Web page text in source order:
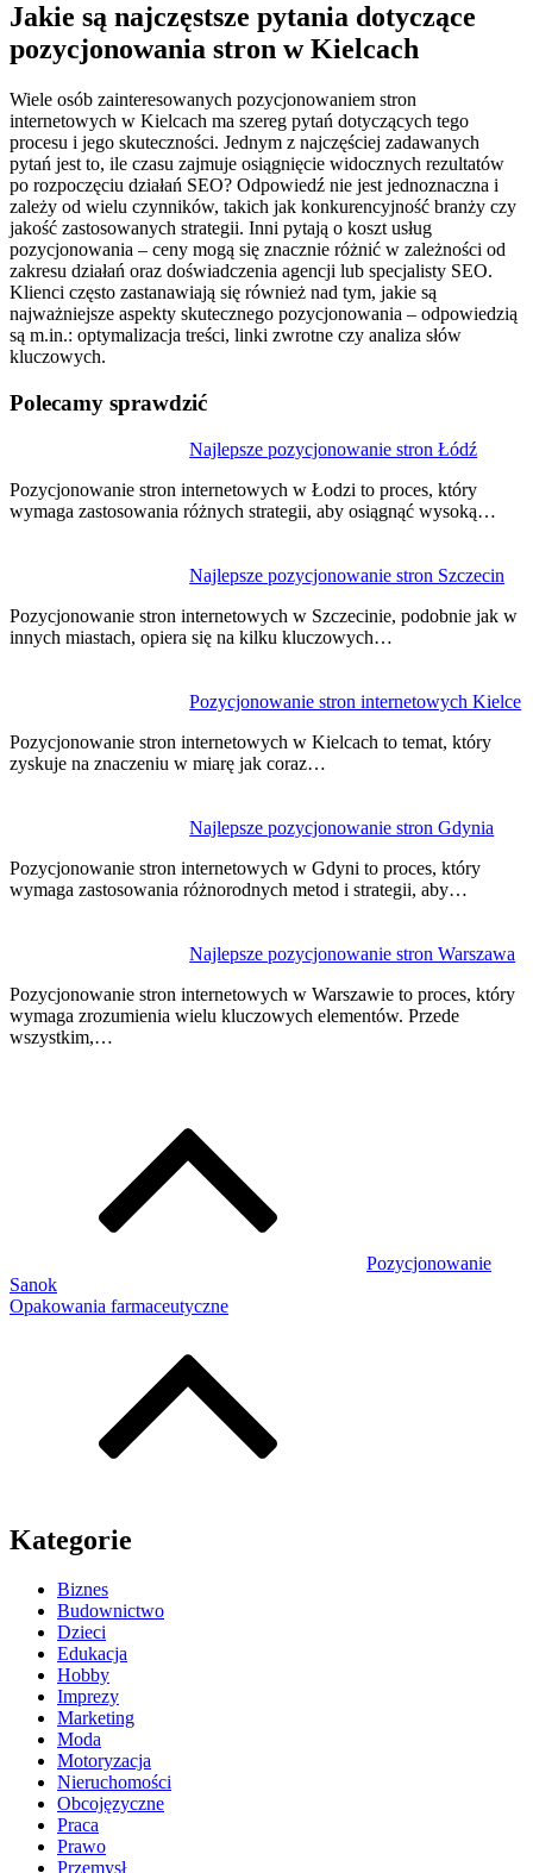
Jakie są najczęstsze pytania dotyczące
pozycjonowania stron w Kielcach
Wiele osób zainteresowanych pozycjonowaniem stron
internetowych w Kielcach ma szereg pytań dotyczących tego
procesu i jego skuteczności. Jednym z najczęściej zadawanych
pytań jest to, ile czasu zajmuje osiągnięcie widocznych rezultatów
po rozpoczęciu działań SEO? Odpowiedź nie jest jednoznaczna i
zależy od wielu czynników, takich jak konkurencyjność branży czy
jakość zastosowanych strategii. Inni pytają o koszt usług
pozycjonowania – ceny mogą się znacznie różnić w zależności od
zakresu działań oraz doświadczenia agencji lub specjalisty SEO.
Klienci często zastanawiają się również nad tym, jakie są
najważniejsze aspekty skutecznego pozycjonowania – odpowiedzią
są m.in.: optymalizacja treści, linki zwrotne czy analiza słów
kluczowych.
Polecamy sprawdzić
Najlepsze pozycjonowanie stron Łódź
Pozycjonowanie stron internetowych w Łodzi to proces, który
wymaga zastosowania różnych strategii, aby osiągnąć wysoką…
Najlepsze pozycjonowanie stron Szczecin
Pozycjonowanie stron internetowych w Szczecinie, podobnie jak w
innych miastach, opiera się na kilku kluczowych…
Pozycjonowanie stron internetowych Kielce
Pozycjonowanie stron internetowych w Kielcach to temat, który
zyskuje na znaczeniu w miarę jak coraz…
Najlepsze pozycjonowanie stron Gdynia
Pozycjonowanie stron internetowych w Gdyni to proces, który
wymaga zastosowania różnorodnych metod i strategii, aby…
Najlepsze pozycjonowanie stron Warszawa
Pozycjonowanie stron internetowych w Warszawie to proces, który
wymaga zrozumienia wielu kluczowych elementów. Przede
wszystkim,…
wpisu
Pozycjonowanie
Sanok
Opakowania farmaceutyczne
Kategorie
Biznes
Budownictwo
Dzieci
Edukacja
Hobby
Imprezy
Marketing
Moda
Motoryzacja
Nieruchomości
Obcojęzyczne
Praca
Prawo
Przemysł